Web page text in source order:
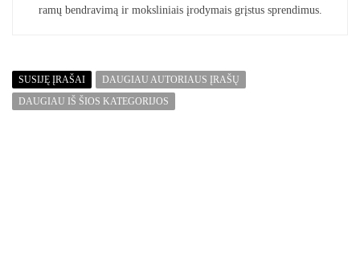
ramų bendravimą ir moksliniais įrodymais grįstus sprendimus.
SUSIJĘ ĮRAŠAI
DAUGIAU AUTORIAUS ĮRAŠŲ
DAUGIAU IŠ ŠIOS KATEGORIJOS